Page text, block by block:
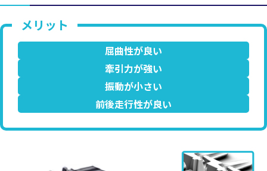
屈曲性が良い
牽引力が強い
振動が小さい
前後走行性が良い